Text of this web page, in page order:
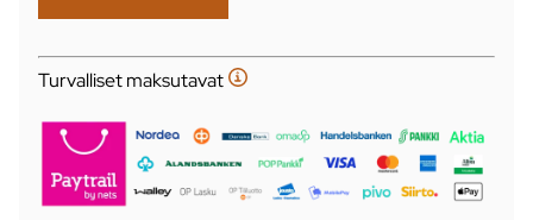
Turvalliset maksutavat